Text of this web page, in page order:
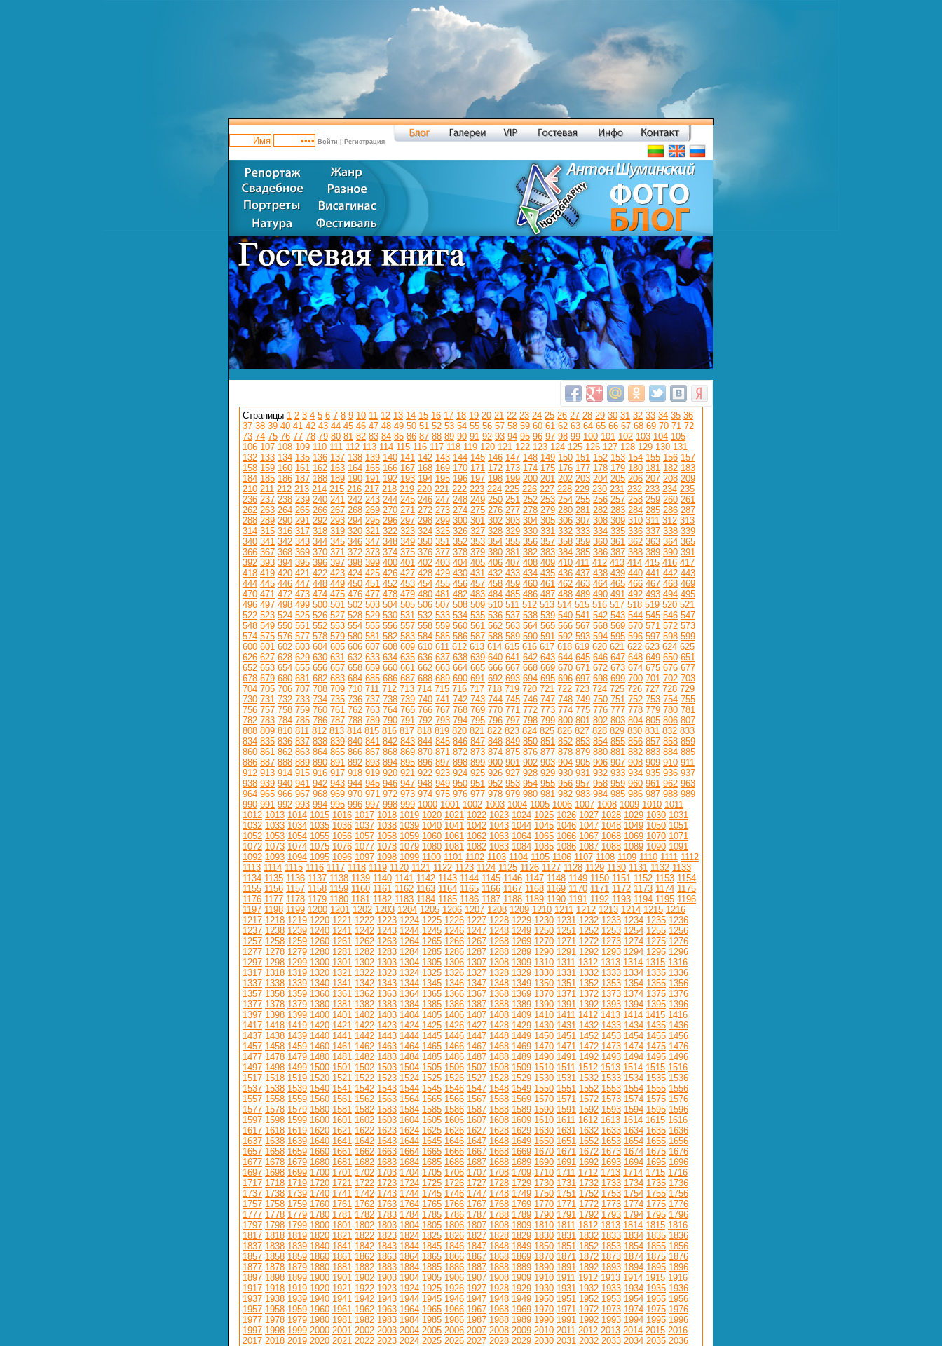
Войти Регистрация
Страницы 1 2 3 4 5 6 7 8 9 10 11 12 13 14 15 16 17 18 19 20 21 22 23 24 25 26 27 28 29 30 31 32 33 34 35 36
37 38 39 40 41 42 43 44 45 46 47 48 49 50 51 52 53 54 55 56 57 58 59 60 61 62 63 64 65 66 67 68 69 70 71 72
73 74 75 76 77 78 79 80 81 82 83 84 85 86 87 88 89 90 91 92 93 94 95 96 97 98 99 100 101 102 103 104 105
106 107 108 109 110 111 112 113 114 115 116 117 118 119 120 121 122 123 124 125 126 127 128 129 130 131
132 133 134 135 136 137 138 139 140 141 142 143 144 145 146 147 148 149 150 151 152 153 154 155 156 157
158 159 160 161 162 163 164 165 166 167 168 169 170 171 172 173 174 175 176 177 178 179 180 181 182 183
184 185 186 187 188 189 190 191 192 193 194 195 196 197 198 199 200 201 202 203 204 205 206 207 208 209
210 211 212 213 214 215 216 217 218 219 220 221 222 223 224 225 226 227 228 229 230 231 232 233 234 235
236 237 238 239 240 241 242 243 244 245 246 247 248 249 250 251 252 253 254 255 256 257 258 259 260 261
262 263 264 265 266 267 268 269 270 271 272 273 274 275 276 277 278 279 280 281 282 283 284 285 286 287
288 289 290 291 292 293 294 295 296 297 298 299 300 301 302 303 304 305 306 307 308 309 310 311 312 313
314 315 316 317 318 319 320 321 322 323 324 325 326 327 328 329 330 331 332 333 334 335 336 337 338 339
340 341 342 343 344 345 346 347 348 349 350 351 352 353 354 355 356 357 358 359 360 361 362 363 364 365
366 367 368 369 370 371 372 373 374 375 376 377 378 379 380 381 382 383 384 385 386 387 388 389 390 391
392 393 394 395 396 397 398 399 400 401 402 403 404 405 406 407 408 409 410 411 412 413 414 415 416 417
418 419 420 421 422 423 424 425 426 427 428 429 430 431 432 433 434 435 436 437 438 439 440 441 442 443
444 445 446 447 448 449 450 451 452 453 454 455 456 457 458 459 460 461 462 463 464 465 466 467 468 469
470 471 472 473 474 475 476 477 478 479 480 481 482 483 484 485 486 487 488 489 490 491 492 493 494 495
496 497 498 499 500 501 502 503 504 505 506 507 508 509 510 511 512 513 514 515 516 517 518 519 520 521
522 523 524 525 526 527 528 529 530 531 532 533 534 535 536 537 538 539 540 541 542 543 544 545 546 547
548 549 550 551 552 553 554 555 556 557 558 559 560 561 562 563 564 565 566 567 568 569 570 571 572 573
574 575 576 577 578 579 580 581 582 583 584 585 586 587 588 589 590 591 592 593 594 595 596 597 598 599
600 601 602 603 604 605 606 607 608 609 610 611 612 613 614 615 616 617 618 619 620 621 622 623 624 625
626 627 628 629 630 631 632 633 634 635 636 637 638 639 640 641 642 643 644 645 646 647 648 649 650 651
652 653 654 655 656 657 658 659 660 661 662 663 664 665 666 667 668 669 670 671 672 673 674 675 676 677
678 679 680 681 682 683 684 685 686 687 688 689 690 691 692 693 694 695 696 697 698 699 700 701 702 703
704 705 706 707 708 709 710 711 712 713 714 715 716 717 718 719 720 721 722 723 724 725 726 727 728 729
730 731 732 733 734 735 736 737 738 739 740 741 742 743 744 745 746 747 748 749 750 751 752 753 754 755
756 757 758 759 760 761 762 763 764 765 766 767 768 769 770 771 772 773 774 775 776 777 778 779 780 781
782 783 784 785 786 787 788 789 790 791 792 793 794 795 796 797 798 799 800 801 802 803 804 805 806 807
808 809 810 811 812 813 814 815 816 817 818 819 820 821 822 823 824 825 826 827 828 829 830 831 832 833
834 835 836 837 838 839 840 841 842 843 844 845 846 847 848 849 850 851 852 853 854 855 856 857 858 859
860 861 862 863 864 865 866 867 868 869 870 871 872 873 874 875 876 877 878 879 880 881 882 883 884 885
886 887 888 889 890 891 892 893 894 895 896 897 898 899 900 901 902 903 904 905 906 907 908 909 910 911
912 913 914 915 916 917 918 919 920 921 922 923 924 925 926 927 928 929 930 931 932 933 934 935 936 937
938 939 940 941 942 943 944 945 946 947 948 949 950 951 952 953 954 955 956 957 958 959 960 961 962 963
964 965 966 967 968 969 970 971 972 973 974 975 976 977 978 979 980 981 982 983 984 985 986 987 988 989
990 991 992 993 994 995 996 997 998 999 1000 1001 1002 1003 1004 1005 1006 1007 1008 1009 1010 1011
1012 1013 1014 1015 1016 1017 1018 1019 1020 1021 1022 1023 1024 1025 1026 1027 1028 1029 1030 1031
1032 1033 1034 1035 1036 1037 1038 1039 1040 1041 1042 1043 1044 1045 1046 1047 1048 1049 1050 1051
1052 1053 1054 1055 1056 1057 1058 1059 1060 1061 1062 1063 1064 1065 1066 1067 1068 1069 1070 1071
1072 1073 1074 1075 1076 1077 1078 1079 1080 1081 1082 1083 1084 1085 1086 1087 1088 1089 1090 1091
1092 1093 1094 1095 1096 1097 1098 1099 1100 1101 1102 1103 1104 1105 1106 1107 1108 1109 1110 1111 1112
1113 1114 1115 1116 1117 1118 1119 1120 1121 1122 1123 1124 1125 1126 1127 1128 1129 1130 1131 1132 1133
1134 1135 1136 1137 1138 1139 1140 1141 1142 1143 1144 1145 1146 1147 1148 1149 1150 1151 1152 1153 1154
1155 1156 1157 1158 1159 1160 1161 1162 1163 1164 1165 1166 1167 1168 1169 1170 1171 1172 1173 1174 1175
1176 1177 1178 1179 1180 1181 1182 1183 1184 1185 1186 1187 1188 1189 1190 1191 1192 1193 1194 1195 1196
1197 1198 1199 1200 1201 1202 1203 1204 1205 1206 1207 1208 1209 1210 1211 1212 1213 1214 1215 1216
1217 1218 1219 1220 1221 1222 1223 1224 1225 1226 1227 1228 1229 1230 1231 1232 1233 1234 1235 1236
1237 1238 1239 1240 1241 1242 1243 1244 1245 1246 1247 1248 1249 1250 1251 1252 1253 1254 1255 1256
1257 1258 1259 1260 1261 1262 1263 1264 1265 1266 1267 1268 1269 1270 1271 1272 1273 1274 1275 1276
1277 1278 1279 1280 1281 1282 1283 1284 1285 1286 1287 1288 1289 1290 1291 1292 1293 1294 1295 1296
1297 1298 1299 1300 1301 1302 1303 1304 1305 1306 1307 1308 1309 1310 1311 1312 1313 1314 1315 1316
1317 1318 1319 1320 1321 1322 1323 1324 1325 1326 1327 1328 1329 1330 1331 1332 1333 1334 1335 1336
1337 1338 1339 1340 1341 1342 1343 1344 1345 1346 1347 1348 1349 1350 1351 1352 1353 1354 1355 1356
1357 1358 1359 1360 1361 1362 1363 1364 1365 1366 1367 1368 1369 1370 1371 1372 1373 1374 1375 1376
1377 1378 1379 1380 1381 1382 1383 1384 1385 1386 1387 1388 1389 1390 1391 1392 1393 1394 1395 1396
1397 1398 1399 1400 1401 1402 1403 1404 1405 1406 1407 1408 1409 1410 1411 1412 1413 1414 1415 1416
1417 1418 1419 1420 1421 1422 1423 1424 1425 1426 1427 1428 1429 1430 1431 1432 1433 1434 1435 1436
1437 1438 1439 1440 1441 1442 1443 1444 1445 1446 1447 1448 1449 1450 1451 1452 1453 1454 1455 1456
1457 1458 1459 1460 1461 1462 1463 1464 1465 1466 1467 1468 1469 1470 1471 1472 1473 1474 1475 1476
1477 1478 1479 1480 1481 1482 1483 1484 1485 1486 1487 1488 1489 1490 1491 1492 1493 1494 1495 1496
1497 1498 1499 1500 1501 1502 1503 1504 1505 1506 1507 1508 1509 1510 1511 1512 1513 1514 1515 1516
1517 1518 1519 1520 1521 1522 1523 1524 1525 1526 1527 1528 1529 1530 1531 1532 1533 1534 1535 1536
1537 1538 1539 1540 1541 1542 1543 1544 1545 1546 1547 1548 1549 1550 1551 1552 1553 1554 1555 1556
1557 1558 1559 1560 1561 1562 1563 1564 1565 1566 1567 1568 1569 1570 1571 1572 1573 1574 1575 1576
1577 1578 1579 1580 1581 1582 1583 1584 1585 1586 1587 1588 1589 1590 1591 1592 1593 1594 1595 1596
1597 1598 1599 1600 1601 1602 1603 1604 1605 1606 1607 1608 1609 1610 1611 1612 1613 1614 1615 1616
1617 1618 1619 1620 1621 1622 1623 1624 1625 1626 1627 1628 1629 1630 1631 1632 1633 1634 1635 1636
1637 1638 1639 1640 1641 1642 1643 1644 1645 1646 1647 1648 1649 1650 1651 1652 1653 1654 1655 1656
1657 1658 1659 1660 1661 1662 1663 1664 1665 1666 1667 1668 1669 1670 1671 1672 1673 1674 1675 1676
1677 1678 1679 1680 1681 1682 1683 1684 1685 1686 1687 1688 1689 1690 1691 1692 1693 1694 1695 1696
1697 1698 1699 1700 1701 1702 1703 1704 1705 1706 1707 1708 1709 1710 1711 1712 1713 1714 1715 1716
1717 1718 1719 1720 1721 1722 1723 1724 1725 1726 1727 1728 1729 1730 1731 1732 1733 1734 1735 1736
1737 1738 1739 1740 1741 1742 1743 1744 1745 1746 1747 1748 1749 1750 1751 1752 1753 1754 1755 1756
1757 1758 1759 1760 1761 1762 1763 1764 1765 1766 1767 1768 1769 1770 1771 1772 1773 1774 1775 1776
1777 1778 1779 1780 1781 1782 1783 1784 1785 1786 1787 1788 1789 1790 1791 1792 1793 1794 1795 1796
1797 1798 1799 1800 1801 1802 1803 1804 1805 1806 1807 1808 1809 1810 1811 1812 1813 1814 1815 1816
1817 1818 1819 1820 1821 1822 1823 1824 1825 1826 1827 1828 1829 1830 1831 1832 1833 1834 1835 1836
1837 1838 1839 1840 1841 1842 1843 1844 1845 1846 1847 1848 1849 1850 1851 1852 1853 1854 1855 1856
1857 1858 1859 1860 1861 1862 1863 1864 1865 1866 1867 1868 1869 1870 1871 1872 1873 1874 1875 1876
1877 1878 1879 1880 1881 1882 1883 1884 1885 1886 1887 1888 1889 1890 1891 1892 1893 1894 1895 1896
1897 1898 1899 1900 1901 1902 1903 1904 1905 1906 1907 1908 1909 1910 1911 1912 1913 1914 1915 1916
1917 1918 1919 1920 1921 1922 1923 1924 1925 1926 1927 1928 1929 1930 1931 1932 1933 1934 1935 1936
1937 1938 1939 1940 1941 1942 1943 1944 1945 1946 1947 1948 1949 1950 1951 1952 1953 1954 1955 1956
1957 1958 1959 1960 1961 1962 1963 1964 1965 1966 1967 1968 1969 1970 1971 1972 1973 1974 1975 1976
1977 1978 1979 1980 1981 1982 1983 1984 1985 1986 1987 1988 1989 1990 1991 1992 1993 1994 1995 1996
1997 1998 1999 2000 2001 2002 2003 2004 2005 2006 2007 2008 2009 2010 2011 2012 2013 2014 2015 2016
2017 2018 2019 2020 2021 2022 2023 2024 2025 2026 2027 2028 2029 2030 2031 2032 2033 2034 2035 2036